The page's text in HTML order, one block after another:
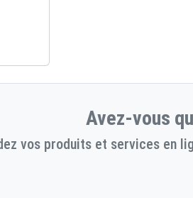
Avez-vous
vos produits et services en